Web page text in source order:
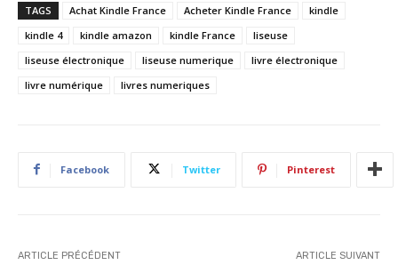
TAGS Achat Kindle France Acheter Kindle France
kindle
kindle 4
kindle amazon kindle France
liseuse
liseuse électronique
liseuse numerique
livre électronique
livre numérique
livres numeriques
Facebook Twitter Pinterest
ARTICLE PRÉCÉDENT ARTICLE SUIVANT